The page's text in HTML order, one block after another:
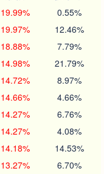
19.99% 0.55%
19.97% 12.46%
18.88% 7.79%
14.98% 21.79%
14.72% 8.97%
14.66% 4.66%
14.27% 6.76%
14.27% 4.08%
14.18% 14.53%
13.27% 6.70%